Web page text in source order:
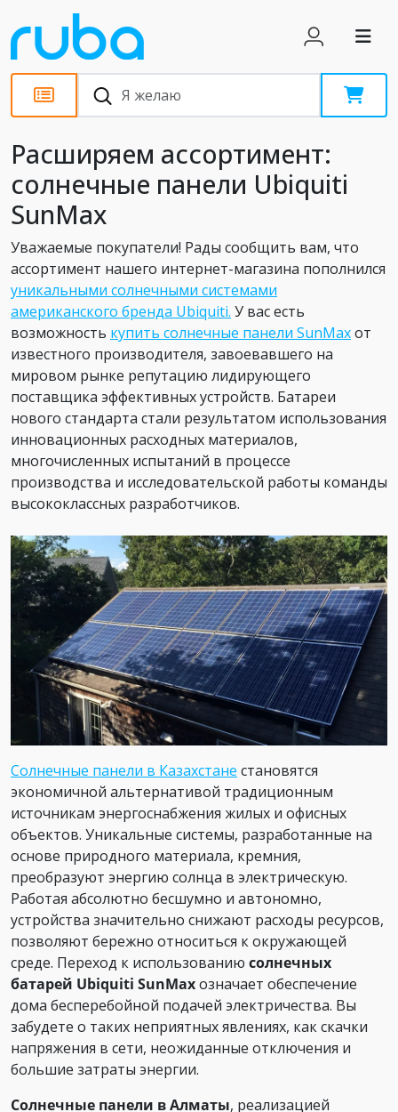
Новости
Расширяем ассортимент:
солнечные панели Ubiquiti
SunMax
Уважаемые покупатели! Рады сообщить вам, что
ассортимент нашего интернет-магазина пополнился
уникальными солнечными системами
американского бренда Ubiquiti. У вас есть
возможность купить солнечные панели SunMaxот
известного производителя, завоевавшего на
мировом рынке репутацию лидирующего
поставщика эффективных устройств. Батареи
нового стандарта стали результатом использования
инновационных расходных материалов,
многочисленных испытаний в процессе
производства и исследовательской работы команды
высококлассных разработчиков.
Солнечные панели в Казахстане становятся
экономичной альтернативой традиционным
источникам энергоснабжения жилых и офисных
объектов. Уникальные системы, разработанные на
основе природного материала, кремния,
преобразуют энергию солнца в электрическую.
Работая абсолютно бесшумно и автономно,
устройства значительно снижают расходы ресурсов,
позволяют бережно относиться к окружающей
среде. Переход к использованию солнечных
батарей Ubiquiti SunMaxозначает обеспечение
дома бесперебойной подачей электричества. Вы
забудете о таких неприятных явлениях, как скачки
напряжения в сети, неожиданные отключения и
большие затраты энергии.
Солнечные панели в Алматы, реализацией